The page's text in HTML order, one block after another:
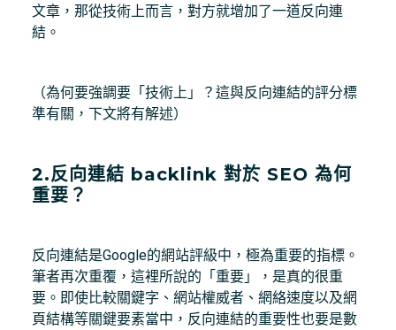
文章，那從技術上而言，對方就增加了一道反向連
結。
（為何要強調要「技術上」？這與反向連結的評分標
準有關，下文將有解述）
2.反向連結 backlink 對於 SEO 為何
重要？
反向連結是Google的網站評級中，極為重要的指標。
筆者再次重覆，這裡所說的「重要」，是真的很重
要。即使比較關鍵字、網站權威者、網絡速度以及網
頁結構等關鍵要素當中，反向連結的重要性也要是數